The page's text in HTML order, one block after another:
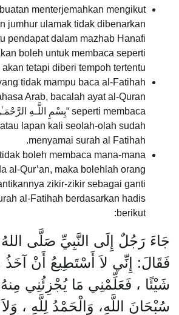
menterjemahkan mengikut
jumhur ulamak tidak dibenarkan
pendapat dalam mazhab Hanafi
boleh untuk membaca seperti
tetapi diberi tempoh tertentu.
tidak mampu baca al-Fatihah
Arab, bacalah ayat al-Quran
lapan kali seolah-olah sudah
menyamai surah al Fatihah.
boleh membaca mana-mana
al-Qur’an, maka bolehlah orang
zikir-zikir sebagai ganti
al-Fatihah berdasarkan hadis
berikut:
جَاءَ رَجُلٌ إِلَى النَّبِيِّ صَلَّى
فَقَالَ: إِنِّي لاَ أَسْتَطِيعُ أَنْ آخَذُ
شَيْئًا ، فَعَلِّمْنِي مَا يُجْزِئُنِي
سُبْحَانَ اللَّهِ، وَالْحَمْدُ لِلَّهِ ، وَلاَ